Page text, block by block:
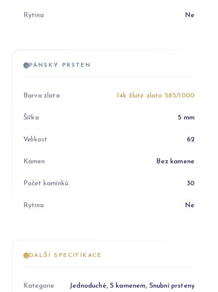
Rytina Ne
PÁNSKÝ PRSTEN
Barva zlata 14k žluté zlato 585/1000
Šířka 5 mm
Velikost 62
Kámen Bez kamene
Počet kamínků 30
Rytina Ne
DALŠÍ SPECIFIKACE
Kategorie Jednoduché, S kamenem, Snubní prsteny